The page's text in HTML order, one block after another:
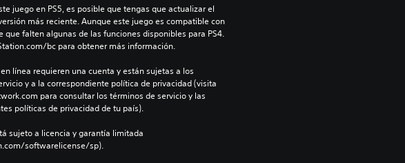
juego en PS5, es posible que tengas que actualizar el
más reciente. Aunque este juego es compatible con
que falten algunas de las funciones disponibles para PS4.
bc para obtener más información.
línea requieren una cuenta y están sujetas a los
y a la correspondiente política de privacidad (visita
para consultar los términos de servicio y las
políticas de privacidad de tu país).
sujeto a licencia y garantía limitada
softwarelicense/sp).